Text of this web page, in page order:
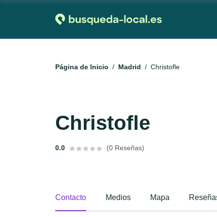
Página de Inicio Madrid Christofle
Christofle
0.0 (0 Reseñas)
Contacto Medios Mapa